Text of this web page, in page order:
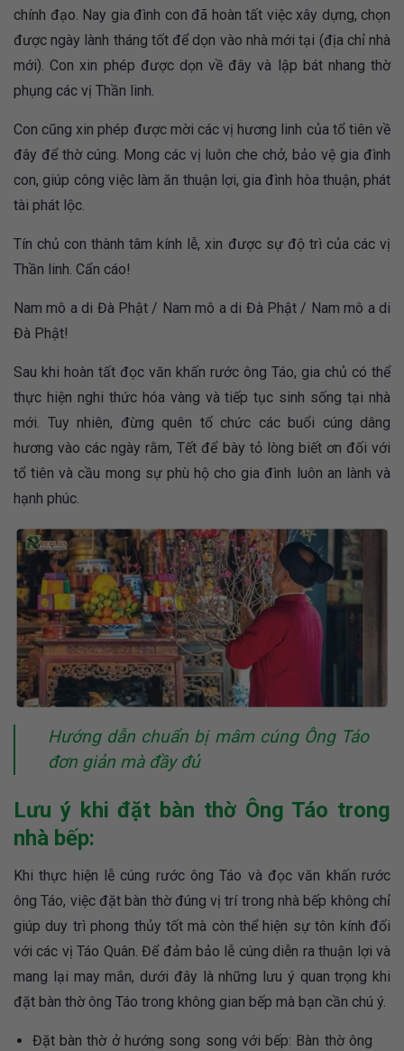
chính đạo. Nay gia đình con đã hoàn tất việc xây dựng, chọn
được ngày lành tháng tốt để dọn vào nhà mới tại (địa chỉ nhà
mới). Con xin phép được dọn về đây và lập bát nhang thờ
phụng các vị Thần linh.
Con cũng xin phép được mời các vị hương linh của tổ tiên về
đây để thờ cúng. Mong các vị luôn che chở, bảo vệ gia đình
con, giúp công việc làm ăn thuận lợi, gia đình hòa thuận, phát
tài phát lộc.
Tín chủ con thành tâm kính lễ, xin được sự độ trì của các vị
Thần linh. Cẩn cáo!
Nam mô a di Đà Phật / Nam mô a di Đà Phật / Nam mô a di
Đà Phật!
Sau khi hoàn tất đọc văn khấn rước ông Táo, gia chủ có thể
thực hiện nghi thức hóa vàng và tiếp tục sinh sống tại nhà
mới. Tuy nhiên, đừng quên tổ chức các buổi cúng dâng
hương vào các ngày rằm, Tết để bày tỏ lòng biết ơn đối với
tổ tiên và cầu mong sự phù hộ cho gia đình luôn an lành và
hạnh phúc.
Hướng dẫn chuẩn bị mâm cúng Ông Táo
đơn giản mà đầy đủ
Lưu ý khi đặt bàn thờ Ông Táo trong
nhà bếp:
Khi thực hiện lễ cúng rước ông Táo và đọc văn khấn rước
ông Táo, việc đặt bàn thờ đúng vị trí trong nhà bếp không chỉ
giúp duy trì phong thủy tốt mà còn thể hiện sự tôn kính đối
với các vị Táo Quân. Để đảm bảo lễ cúng diễn ra thuận lợi và
mang lại may mắn, dưới đây là những lưu ý quan trọng khi
đặt bàn thờ ông Táo trong không gian bếp mà bạn cần chú ý.
Đặt bàn thờ ở hướng song song với bếp: Bàn thờ ông